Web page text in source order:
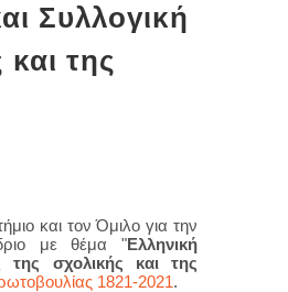
Συλλογική
της
και τον Όμιλο για την
με θέμα "Ελληνική
σχολικής και της
1821-2021.